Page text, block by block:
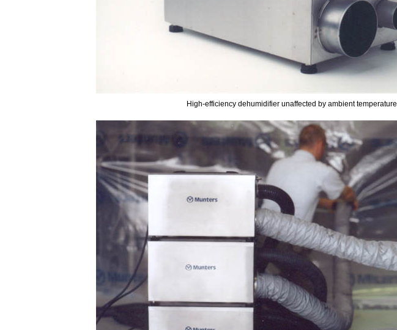
High-efficiency dehumidifier unaffected by ambient temperature